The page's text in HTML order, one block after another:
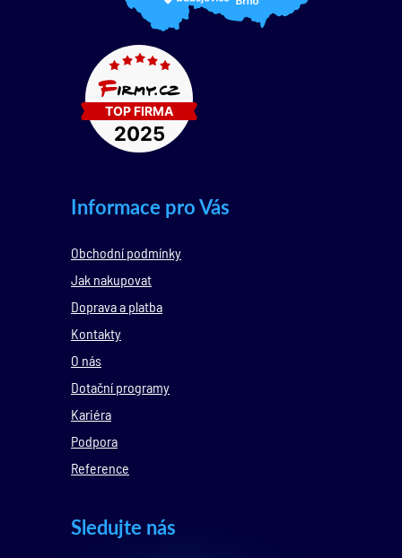
Informace pro Vás
Obchodní podmínky
Jak nakupovat
Doprava a platba
Kontakty
O nás
Dotační programy
Kariéra
Podpora
Reference
Sledujte nás